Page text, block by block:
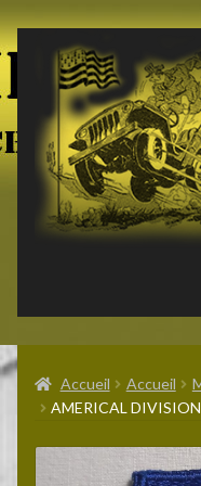
navigation
contenu
Accueil Accueil
AMERICAL